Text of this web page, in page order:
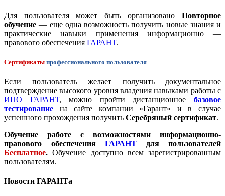
Для пользователя может быть организовано Повторное
обучение — еще одна возможность получить новые знания и
практические навыки применения информационно —
правового обеспечения ГАРАНТ.
Сертификаты профессионального пользователя
Если пользователь желает получить документальное
подтверждение высокого уровня владения навыками работы с
ИПО ГАРАНТ, можно пройти дистанционноебазовое
тестирование на сайте компании «Гарант» и в случае
успешного прохождения получить Серебряный сертификат.
Обучение работе с возможностями информационно-
правового обеспечения ГАРАНТ для пользователей
Бесплатное. Обучение доступно всем зарегистрированным
пользователям.
Новости ГАРАНТа